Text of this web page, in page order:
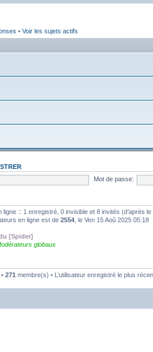
• Voir les sujets actifs
Mot de passe:
ligne :: 1 enregistré, 0 invisible et 8 invités (d’après
en ligne est de 2554 , le Ven 15 Aoû 2025 05:18
[Spider]
globaux
271 membre(s) • L’utilisateur enregistré le plus